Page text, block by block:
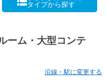
タイプから探す
ーム・大型コンテ
沿線・駅に変更する